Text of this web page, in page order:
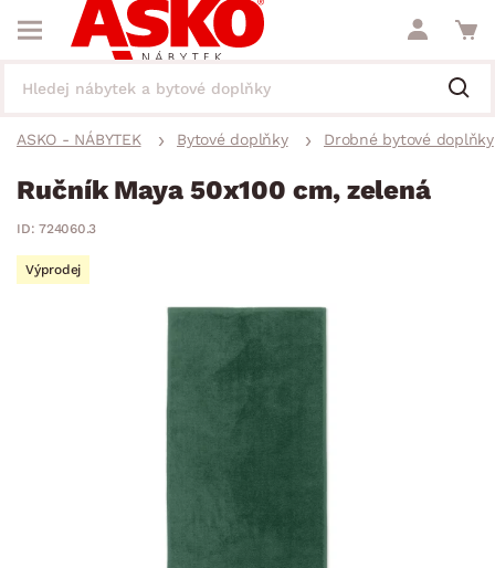
ASKO - NÁBYTEK Bytové doplňky Drobné bytové doplňky
Ručník Maya 50x100 cm, zelená
ID: 724060.3
Výprodej